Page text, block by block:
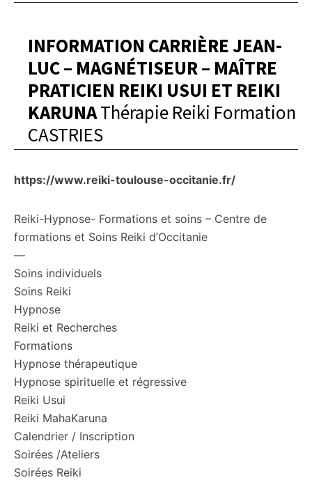
INFORMATION CARRIÈRE JEAN-
LUC – MAGNÉTISEUR – MAÎTRE
PRATICIEN REIKI USUI ET REIKI
KARUNAThérapie Reiki Formation
CASTRIES
https://www.reiki-toulouse-occitanie.fr/
Reiki-Hypnose- Formations et soins – Centre de
formations et Soins Reiki d’Occitanie
—
Soins individuels
Soins Reiki
Hypnose
Reiki et Recherches
Formations
Hypnose thérapeutique
Hypnose spirituelle et régressive
Reiki Usui
Reiki MahaKaruna
Calendrier / Inscription
Soirées /Ateliers
Soirées Reiki